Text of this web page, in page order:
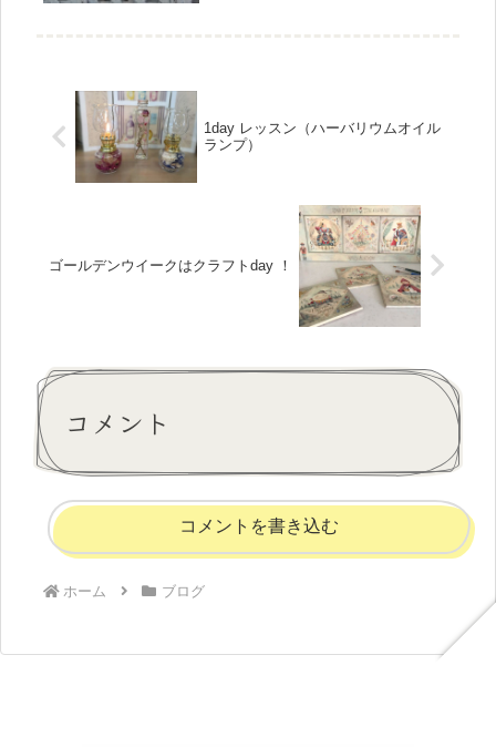
1day レッスン（ハーバリウムオイル
ランプ）
ゴールデンウイークはクラフトday ！
コメント
コメントを書き込む
ホーム ブログ